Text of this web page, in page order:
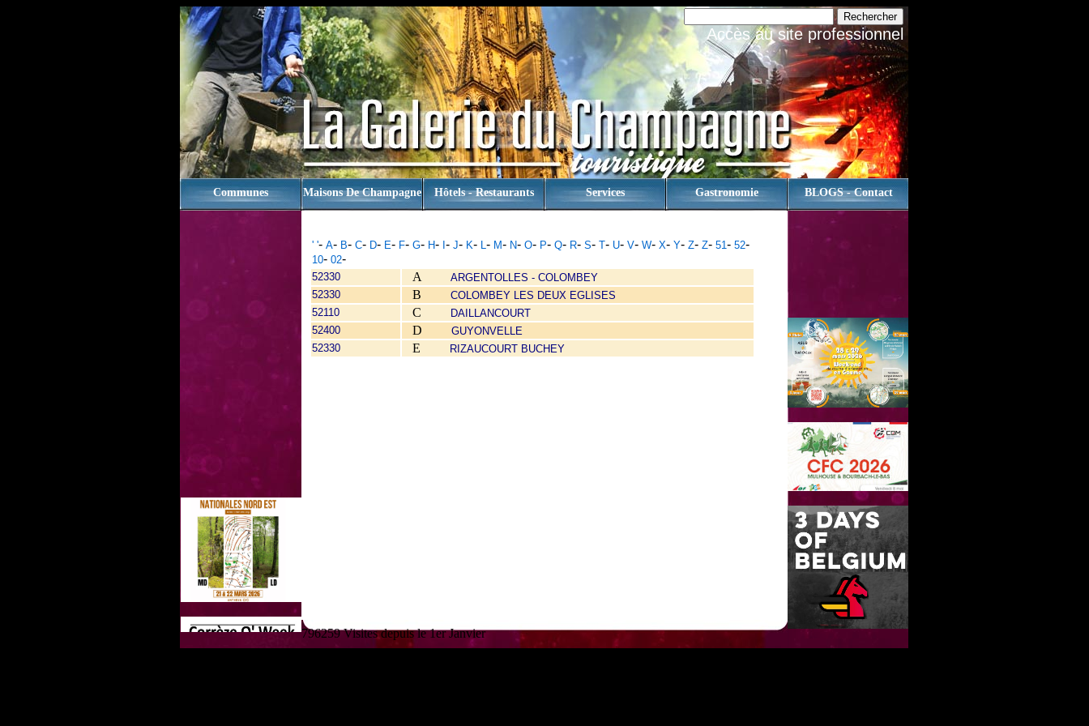
Accès au site professionnel
Communes Maisons De Champagne Hôtels - Restaurants Services Gastronomie BLOGS - Contact
' '- A- B- C- D- E- F- G- H- - J- K- L- M- N- O- P- Q- R- S- T- U- V- W- X- Y- Z- Z- 51- 52-
10- 02-
52330 A ARGENTOLLES - COLOMBEY
52330
B COLOMBEY LES DEUX EGLISES
52110
C
DAILLANCOURT
52400
D GUYONVELLE
52330
E RIZAUCOURT BUCHEY
796259 Visites depuis le 1er Janvier